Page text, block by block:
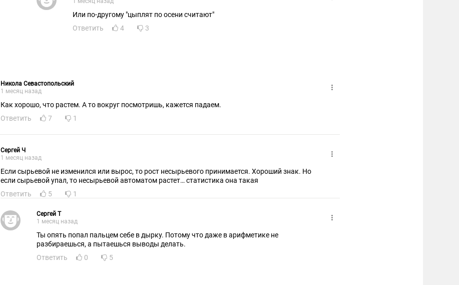
Или по-другому "цыплят по осени считают"
Ответить
4 3
Никола Севастопольский
1 месяц назад
Как хорошо, что растем. А то вокруг посмотришь, кажется падаем.
Ответить
7 1
Сергей Ч
1 месяц назад
Если сырьевой не изменился или вырос, то рост несырьевого принимается. Хороший знак. Но
если сырьевой упал, то несырьевой автоматом растет… статистика она такая
Ответить
5 1
Сергей Т
1 месяц назад
Ты опять попал пальцем себе в дырку. Потому что даже в арифметике не
разбираешься, а пытаешься выводы делать.
Ответить
0 5